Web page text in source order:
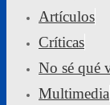
Artículos
Críticas
No sé qué
Multimedia